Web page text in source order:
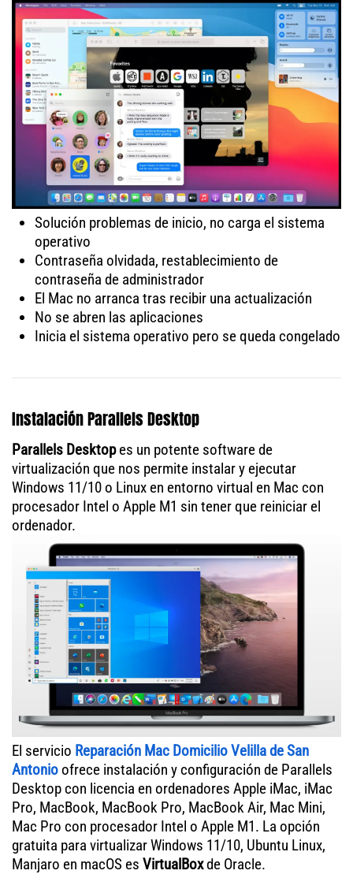
Solución problemas de inicio, no carga el sistema
operativo
Contraseña olvidada, restablecimiento de
contraseña de administrador
El Mac no arranca tras recibir una actualización
No se abren las aplicaciones
Inicia el sistema operativo pero se queda congelado
Instalación Parallels Desktop
Parallels Desktopes un potente software de
virtualización que nos permite instalar y ejecutar
Windows 11/10 o Linux en entorno virtual en Mac con
procesador Intel o Apple M1 sin tener que reiniciar el
ordenador.
El servicio Reparación Mac Domicilio Velilla de San
Antonioofrece instalación y configuración de Parallels
Desktop con licencia en ordenadores Apple iMac, iMac
Pro, MacBook, MacBook Pro, MacBook Air, Mac Mini,
Mac Pro con procesador Intel o Apple M1. La opción
gratuita para virtualizar Windows 11/10, Ubuntu Linux,
Manjaro en macOS es VirtualBoxde Oracle.